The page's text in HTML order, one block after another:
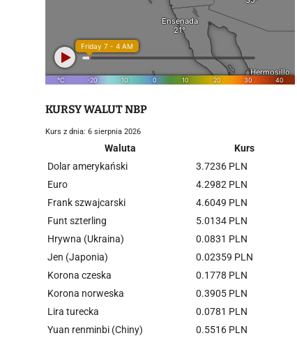
KURSY WALUT NBP
Kurs z dnia: 6 sierpnia 2026
Waluta
Kurs
Dolar amerykański
3.7236 PLN
Euro
4.2982 PLN
Frank szwajcarski
4.6049 PLN
Funt szterling
5.0134 PLN
Hrywna (Ukraina)
0.0831 PLN
Jen (Japonia)
0.02359 PLN
Korona czeska
0.1778 PLN
Korona norweska
0.3905 PLN
Lira turecka
0.0781 PLN
Yuan renminbi (Chiny)
0.5516 PLN